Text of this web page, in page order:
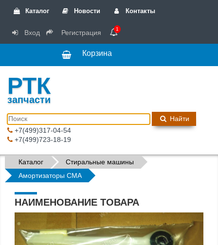
Каталог Новости Контакты
Вход Регистрация 1
Корзина
РТК
запчасти
Найти
+7(499)317-04-54
+7(499)723-18-19
Каталог
Стиральные машины
Амортизаторы СМА
НАИМЕНОВАНИЕ ТОВАРА